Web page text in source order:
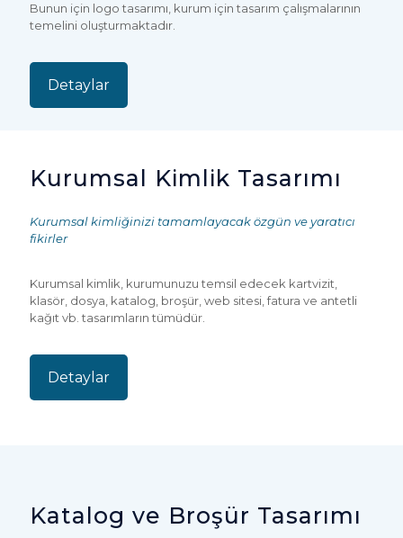
Bunun için logo tasarımı, kurum için tasarım çalışmalarının
temelini oluşturmaktadır.
Detaylar
Kurumsal Kimlik Tasarımı
Kurumsal kimliğinizi tamamlayacak özgün ve yaratıcı
fikirler
Kurumsal kimlik, kurumunuzu temsil edecek kartvizit,
klasör, dosya, katalog, broşür, web sitesi, fatura ve antetli
kağıt vb. tasarımların tümüdür.
Detaylar
Katalog ve Broşür Tasarımı